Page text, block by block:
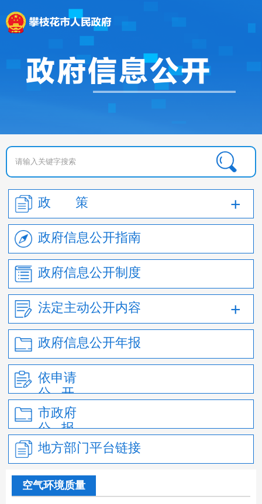
政 策
政府信息公开指南
政府信息公开制度
法定主动公开内容
政府信息公开年报
依申请
公 开
市政府
公 报
地方部门平台链接
空气环境质量